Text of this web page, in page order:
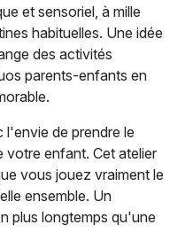
et sensoriel, à mille
habituelles. Une idée
des activités
parents-enfants en
l'envie de prendre le
enfant. Cet atelier
vous jouez vraiment le
ensemble. Un
plus longtemps qu'une